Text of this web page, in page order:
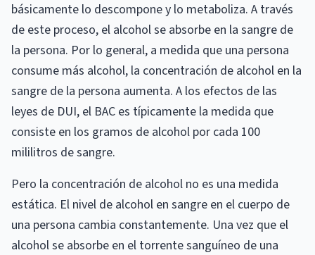
básicamente lo descompone y lo metaboliza. A través
de este proceso, el alcohol se absorbe en la sangre de
la persona. Por lo general, a medida que una persona
consume más alcohol, la concentración de alcohol en la
sangre de la persona aumenta. A los efectos de las
leyes de DUI, el BAC es típicamente la medida que
consiste en los gramos de alcohol por cada 100
mililitros de sangre.
Pero la concentración de alcohol no es una medida
estática. El nivel de alcohol en sangre en el cuerpo de
una persona cambia constantemente. Una vez que el
alcohol se absorbe en el torrente sanguíneo de una